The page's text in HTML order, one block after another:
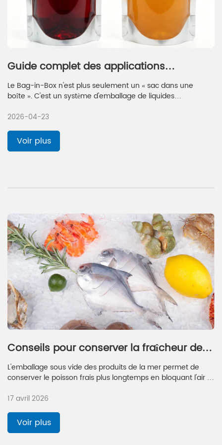
Guide complet des applications
d'emballage Bag-in-Box (BIB) dans tous
les secteurs d'activité
Le Bag-in-Box n'est plus seulement un « sac dans une
boîte ». C'est un système d'emballage de liquides
le vin à usage domestique au grand sac industriel de 220
répond précisément à vos besoins en ajustant la structure de
la barrière, le volume, le format et l'impression.
2026-04-23
Voir plus
Conseils pour conserver la fraîcheur des
fruits de mer grâce à l'emballage sous
vide
L'emballage sous vide des produits de la mer permet de
conserver le poisson frais plus longtemps en bloquant l'air et
empêchant sa détérioration, pour des repas plus sains et plus
17 avril 2026
Voir plus